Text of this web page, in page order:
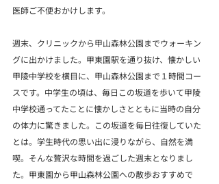
医師ご不便おかけします。
週末、クリニックから甲山森林公園までウォーキン
グに出かけました。甲東園駅を通り抜け、懐かしい
甲陵中学校を横目に、甲山森林公園まで１時間コー
スです。中学生の頃は、毎日この坂道を歩いて甲陵
中学校通ってたことに懐かしさとともに当時の自分
の体力に驚きました。この坂道を毎日往復していた
とは。学生時代の思い出に浸りながら、自然を満
喫。そんな贅沢な時間を過ごした週末となりまし
た。甲東園から甲山森林公園への散歩おすすめで